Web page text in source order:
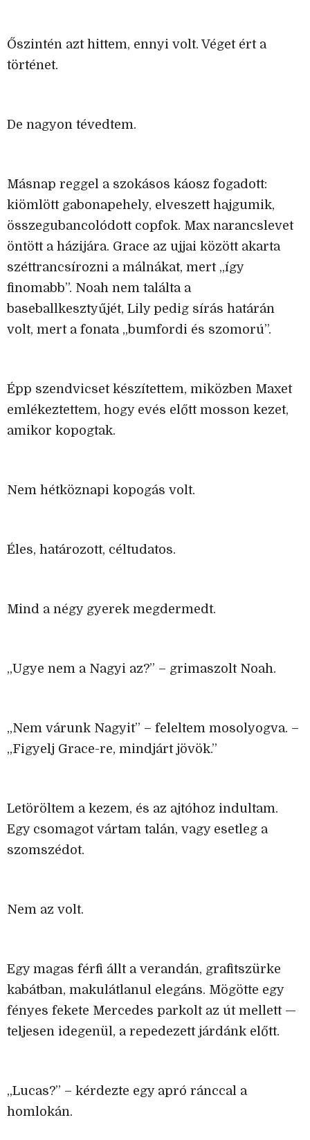
Őszintén azt hittem, ennyi volt. Véget ért a
történet.
De nagyon tévedtem.
Másnap reggel a szokásos káosz fogadott:
kiömlött gabonapehely, elveszett hajgumik,
összegubancolódott copfok. Max narancslevet
öntött a házijára. Grace az ujjai között akarta
széttrancsírozni a málnákat, mert „így
finomabb”. Noah nem találta a
baseballkesztyűjét, Lily pedig sírás határán
volt, mert a fonata „bumfordi és szomorú”.
Épp szendvicset készítettem, miközben Maxet
emlékeztettem, hogy evés előtt mosson kezet,
amikor kopogtak.
Nem hétköznapi kopogás volt.
Éles, határozott, céltudatos.
Mind a négy gyerek megdermedt.
„Ugye nem a Nagyi az?” – grimaszolt Noah.
„Nem várunk Nagyit” – feleltem mosolyogva. –
„Figyelj Grace-re, mindjárt jövök.”
Letöröltem a kezem, és az ajtóhoz indultam.
Egy csomagot vártam talán, vagy esetleg a
szomszédot.
Nem az volt.
Egy magas férfi állt a verandán, grafitszürke
kabátban, makulátlanul elegáns. Mögötte egy
fényes fekete Mercedes parkolt az út mellett —
teljesen idegenül, a repedezett járdánk előtt.
„Lucas?” – kérdezte egy apró ránccal a
homlokán.